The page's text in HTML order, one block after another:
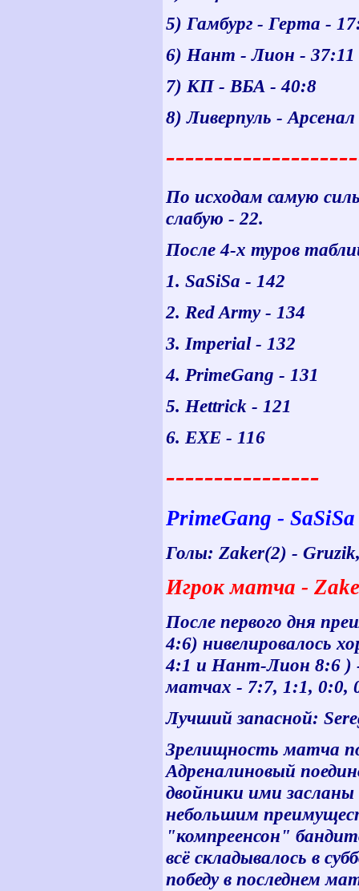
5) Гамбург - Герта -
6) Нант - Лион - 37:11
7) КП - ВБА - 40:8
8) Ливерпуль -
По исходам самую
слабую - 22.
После 4-х туров
1. SaSiSa - 142
2. Red Army - 134
3. Imperial - 132
4. PrimeGang - 131
5. Hettrick - 121
6. ЕХЕ - 116
----------------
PrimeGang -
Голы: Zaker(2) -
Игрок матча -
После первого дня
4:6) нивелировалось
4:1 и Нант-Лион 8:6 ) -
матчах - 7:7, 1:1, 0:0,
Лучший запасной:
Зрелищность матча
Адреналиновый
двойники ими
небольшим
"компреенсон"
всё складывалось в
победу в последнем